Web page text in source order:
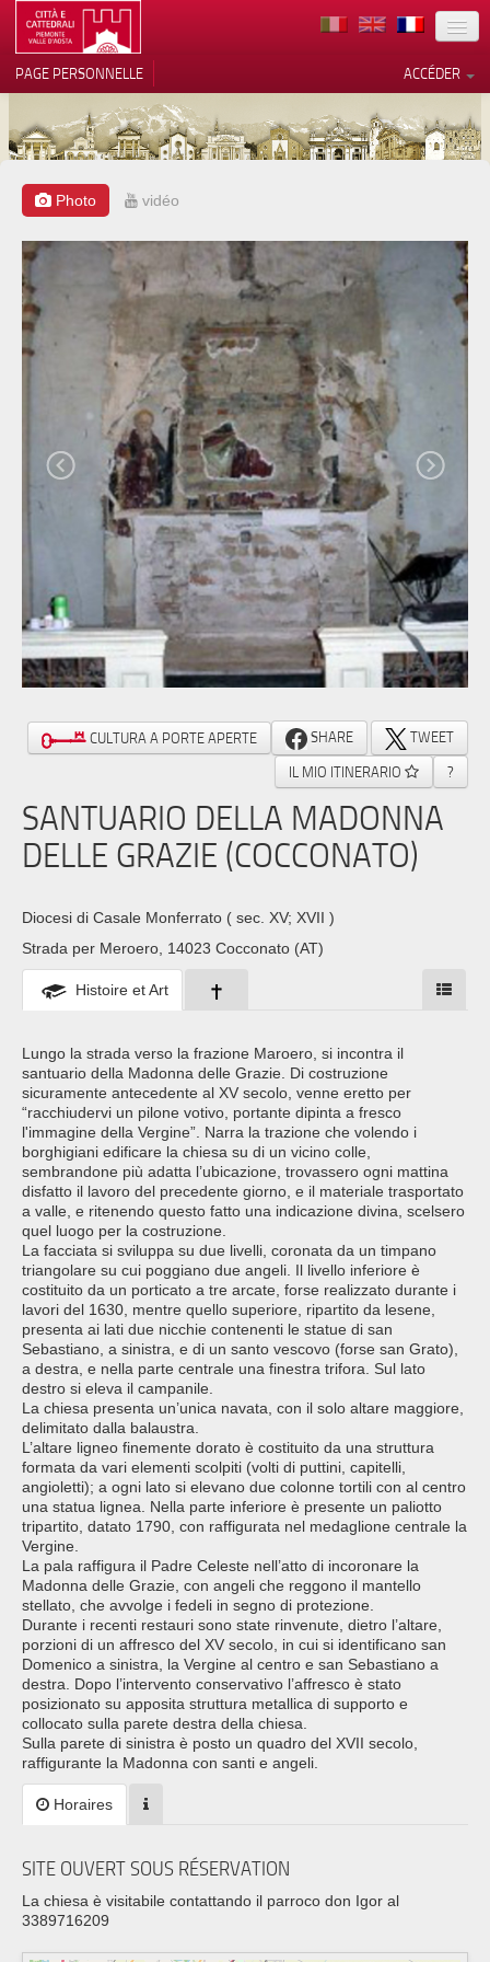
TERRITOIRE
ARCHITECTURE
MUSÉES
ITINÉRAIRES
EVÉNEMENTS
ACCUEIL
PRESS
ACCÉDER
PAGE PERSONNELLE
Photo vidéo
CULTURA A PORTE APERTE SHARE
TWEET
IL MIO ITINERARIO
?
SANTUARIO DELLA MADONNA
DELLE GRAZIE (COCCONATO)
Diocesi di Casale Monferrato ( sec. XV; XVII )
Strada per Meroero, 14023 Cocconato (AT)
Histoire et Art
Lungo la strada verso la frazione Maroero, si incontra il
santuario della Madonna delle Grazie. Di costruzione
sicuramente antecedente al XV secolo, venne eretto per
“racchiudervi un pilone votivo, portante dipinta a fresco
l'immagine della Vergine”. Narra la trazione che volendo i
borghigiani edificare la chiesa su di un vicino colle,
sembrandone più adatta l’ubicazione, trovassero ogni mattina
disfatto il lavoro del precedente giorno, e il materiale trasportato
a valle, e ritenendo questo fatto una indicazione divina, scelsero
quel luogo per la costruzione.
La facciata si sviluppa su due livelli, coronata da un timpano
triangolare su cui poggiano due angeli. Il livello inferiore è
costituito da un porticato a tre arcate, forse realizzato durante i
lavori del 1630, mentre quello superiore, ripartito da lesene,
presenta ai lati due nicchie contenenti le statue di san
Sebastiano, a sinistra, e di un santo vescovo (forse san Grato),
a destra, e nella parte centrale una finestra trifora. Sul lato
destro si eleva il campanile.
La chiesa presenta un’unica navata, con il solo altare maggiore,
delimitato dalla balaustra.
L’altare ligneo finemente dorato è costituito da una struttura
formata da vari elementi scolpiti (volti di puttini, capitelli,
angioletti); a ogni lato si elevano due colonne tortili con al centro
una statua lignea. Nella parte inferiore è presente un paliotto
tripartito, datato 1790, con raffigurata nel medaglione centrale la
Vergine.
La pala raffigura il Padre Celeste nell’atto di incoronare la
Madonna delle Grazie, con angeli che reggono il mantello
stellato, che avvolge i fedeli in segno di protezione.
Durante i recenti restauri sono state rinvenute, dietro l’altare,
porzioni di un affresco del XV secolo, in cui si identificano san
Domenico a sinistra, la Vergine al centro e san Sebastiano a
destra. Dopo l’intervento conservativo l’affresco è stato
posizionato su apposita struttura metallica di supporto e
collocato sulla parete destra della chiesa.
Sulla parete di sinistra è posto un quadro del XVII secolo,
raffigurante la Madonna con santi e angeli.
Horaires
SITE OUVERT SOUS RÉSERVATION
La chiesa è visitabile contattando il parroco don Igor al
3389716209
Notification lors de la collecte
Vos choix en matière de